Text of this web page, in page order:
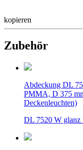
kopieren
Zubehör
Abdeckung DL
PMMA, D 375
Deckenleuchten)
DL 7520 W glanz